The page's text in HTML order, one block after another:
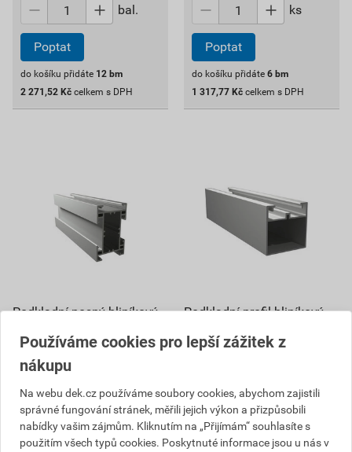
bal.
Poptat
do košíku přidáte 12 bm
2 271,52 Kč celkem s DPH
ks
Poptat
do košíku přidáte 6 bm
1 317,77 Kč celkem s DPH
Podkladní nosný hliníkový
9524
639,78Kč
4 516,08 Kč
3 838,68Kč
cena za ks s DPH
Podkladní profil hliníkový
2 561,91 Kč
1 972,68 Kč
cena za ks s DPH
Používáme cookies pro lepší zážitek z
nákupu
Na webu dek.cz používáme soubory cookies, abychom zajistili
správné fungování stránek, měřili jejich výkon a přizpůsobili
nabídky vašim zájmům. Kliknutím na „Přijímám“ souhlasíte s
použitím všech typů cookies. Poskytnuté informace jsou u nás v